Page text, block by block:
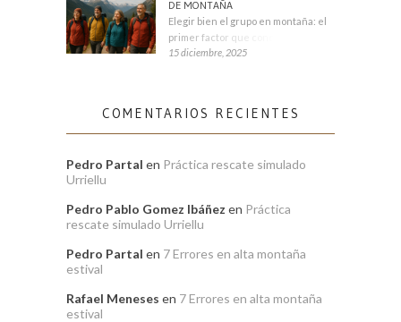
DE MONTAÑA
Elegir bien el grupo en montaña: el
primer factor que condiciona tu
15 diciembre, 2025
COMENTARIOS RECIENTES
Pedro Partal en Práctica rescate simulado
Urriellu
Pedro Pablo Gomez Ibáñez en Práctica
rescate simulado Urriellu
Pedro Partal en 7 Errores en alta montaña
estival
Rafael Meneses en 7 Errores en alta montaña
estival